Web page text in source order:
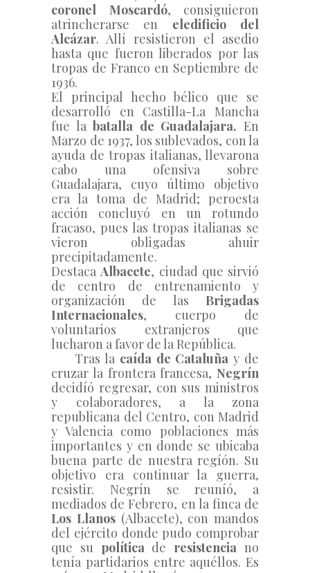
coronel Moscardó, consiguieron
atrincherarse en eledificio del
Alcázar. Allí resistieron el asedio
hasta que fueron liberados por las
tropas de Franco en Septiembre de
1936.
El principal hecho bélico que se
desarrolló en Castilla-La Mancha
fue la batalla de Guadalajara. En
Marzo de 1937, los sublevados, con la
ayuda de tropas italianas, llevarona
cabo una ofensiva sobre
Guadalajara, cuyo último objetivo
era la toma de Madrid; peroesta
acción concluyó en un rotundo
fracaso, pues las tropas italianas se
vieron obligadas ahuir
precipitadamente.
Destaca Albacete, ciudad que sirvió
de centro de entrenamiento y
organización de las Brigadas
Internacionales, cuerpo de
voluntarios extranjeros que
lucharon a favor de la República.
Tras la caída de Cataluña y de
cruzar la frontera francesa,
decidíó regresar, con sus ministros
y colaboradores, a la zona
republicana del Centro, con Madrid
y Valencia como poblaciones más
importantes y en donde se ubicaba
buena parte de nuestra regíón. Su
objetivo era continuar la guerra,
resistir. Negrín se reuníó, a
Los Llanos (Albacete), con mandos
del ejército donde pudo comprobar
que su política de resistencia no
tenía partidarios entre aquéllos. Es